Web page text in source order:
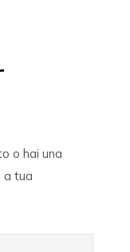
o hai una
a tua